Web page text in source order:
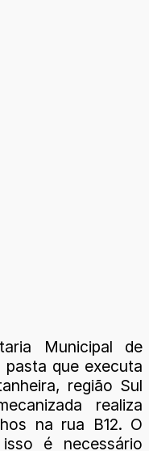
Municipal de
pasta que executa
região Sul
realiza
na rua B12. O
é necessário